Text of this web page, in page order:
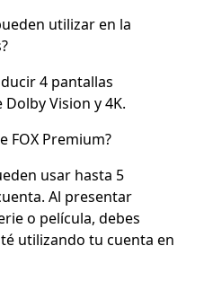
utilizar en la
4 pantallas
Vision y 4K.
FOX Premium?
usar hasta 5
Al presentar
o película, debes
utilizando tu cuenta en